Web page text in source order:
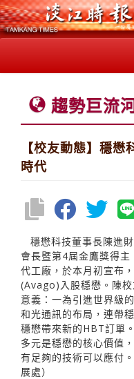
趨勢巨流
【校友動態】穩
時代
穩懋科技董事長陳進
會長暨第4屆金鷹獎得
代工廠，於本月初宣布
(Avago)入股穩懋。陳
意義：一為引進世界級
和光通訊的布局，連帶
穩懋帶來新的HBT訂單
多元是穩懋的核心價值
有足夠的技術可以應付
展處）